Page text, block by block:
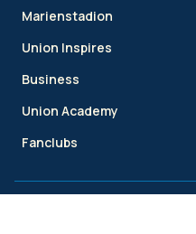
Marienstadion
Union Inspires
Business
Union Academy
Fanclubs